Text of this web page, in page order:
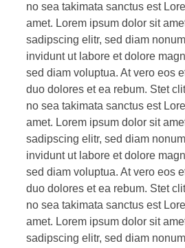
no sea takimata sanctus est
amet. Lorem ipsum dolor sit
sadipscing elitr, sed diam
invidunt ut labore et dolore
sed diam voluptua. At vero eos
duo dolores et ea rebum. Stet
no sea takimata sanctus est
amet. Lorem ipsum dolor sit
sadipscing elitr, sed diam
invidunt ut labore et dolore
sed diam voluptua. At vero eos
duo dolores et ea rebum. Stet
no sea takimata sanctus est
amet. Lorem ipsum dolor sit
sadipscing elitr, sed diam